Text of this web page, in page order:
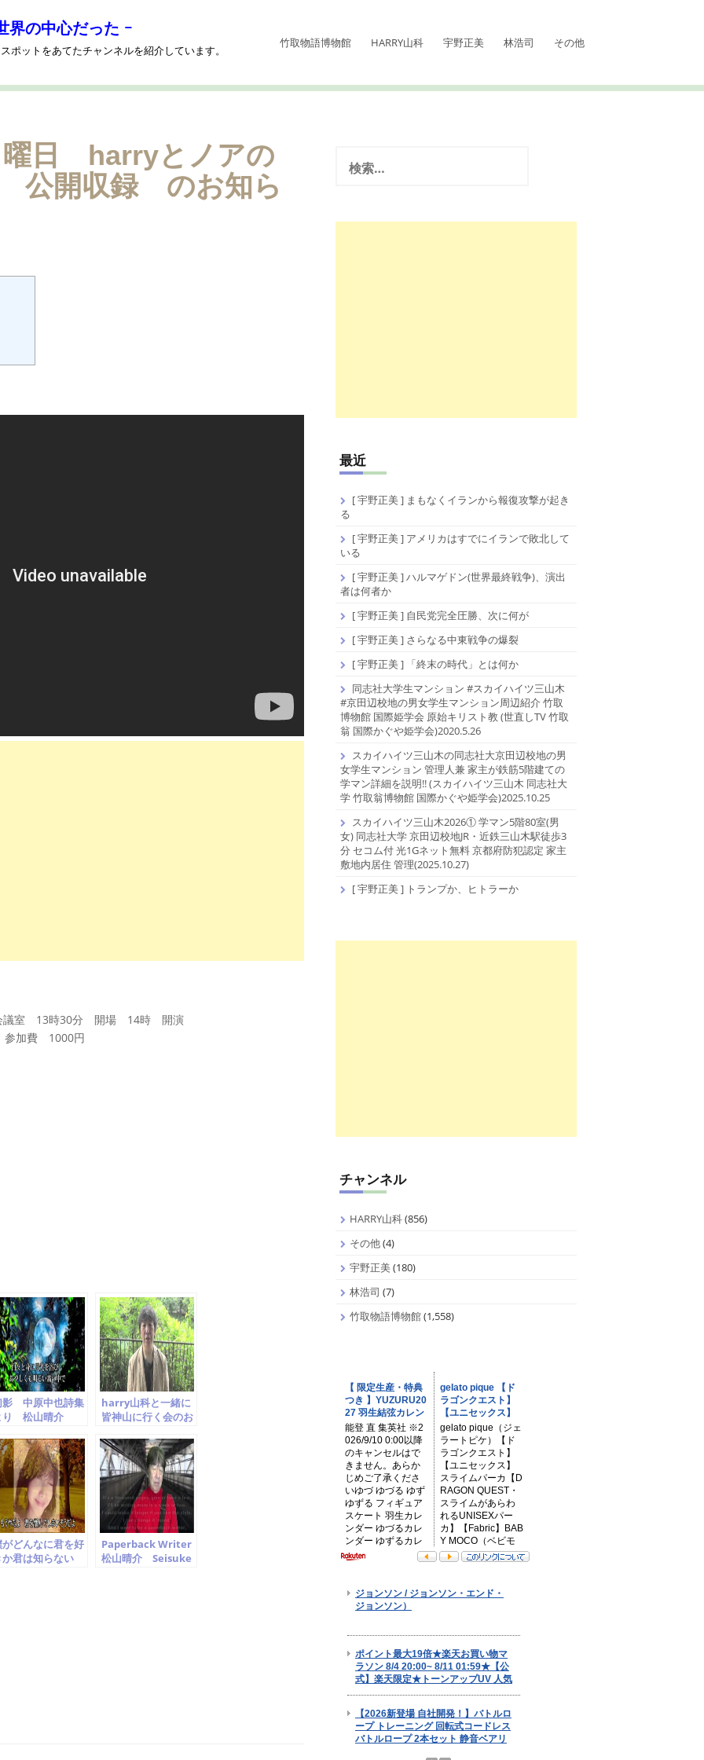
界の中心だった ｰ
ポットをあてたチャンネルを紹介しています。
竹取物語博物館 HARRY山科 宇野正美 林浩司 その他
曜日 harryとノアの
公開収録 のお知ら
議室 13時30分 開場 14時 開演
加費 1000円
影 中原中也詩集
り 松山晴介
harry山科と一緒に
皆神山に行く会のお
がどんなに君を好
か君は知らない
Paperback Writer
松山晴介 Seisuke
最近
[ 宇野正美 ] まもなくイランから報復攻撃が起き
る
[ 宇野正美 ] アメリカはすでにイランで敗北して
いる
[ 宇野正美 ] ハルマゲドン(世界最終戦争)、演出
者は何者か
[ 宇野正美 ] 自民党完全圧勝、次に何が
[ 宇野正美 ] さらなる中東戦争の爆裂
[ 宇野正美 ] 「終末の時代」とは何か
同志社大学生マンション #スカイハイツ三山木
#京田辺校地の男女学生マンション周辺紹介 竹取
博物館 国際姫学会 原始キリスト教 (世直しTV 竹取
翁 国際かぐや姫学会)2020.5.26
スカイハイツ三山木の同志社大京田辺校地の男
女学生マンション 管理人兼 家主が鉄筋5階建ての
学マン詳細を説明!! (スカイハイツ三山木 同志社大
学 竹取翁博物館 国際かぐや姫学会)2025.10.25
スカイハイツ三山木2026① 学マン5階80室(男
女) 同志社大学 京田辺校地JR・近鉄三山木駅徒歩3
分 セコム付 光1Gネット無料 京都府防犯認定 家主
敷地内居住 管理(2025.10.27)
[ 宇野正美 ] トランプか、ヒトラーか
チャンネル
HARRY山科(856)
その他(4)
宇野正美(180)
林浩司 (7)
竹取物語博物館(1,558)